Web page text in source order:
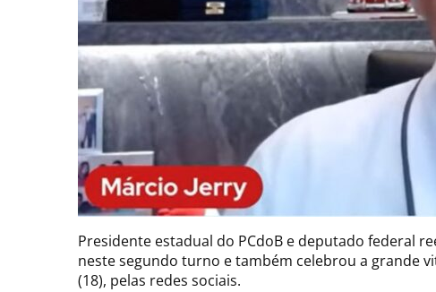
Presidente estadual do PCdoB e deputado federal
neste segundo turno e também celebrou a grande
(18), pelas redes sociais.